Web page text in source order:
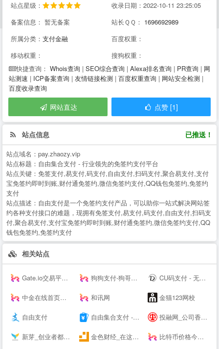
站点星级：
收录日期：2022-10-11 23:25:05
备案信息： 暂无备案
站长ＱＱ： 1696692989
所属分类： 支付金融
百度权重：
移动权重：
搜狗权重：
快捷查询： Whois查询 | SEO综合查询 | Alexa排名查询 | PR查询 | 网
站测速 | ICP备案查询 | 友情链接检测 | 百度权重查询 | 网站安全检测 |
百度收录查询
网站直达 点赞 [1]
站点信息 已推送！
站点域名： pay.zhaozy.vip
站点标题： 自由集合支付 - 行业领先的免签约支付平台
站点关键： 免签支付,易支付,码支付,自由支付,扫码支付,聚合易支付,支付
宝免签约即时到账,财付通免签约,微信免签约支付,QQ钱包免签约,免签约
支付
站点描述： 自由支付是一个免签约支付产品，可以助你一站式解决网站签
约各种支付接口的难题，现拥有免签支付,易支付,码支付,自由支付,扫码支
付,聚合易支付,支付宝免签约即时到账,财付通免签约,微信免签约支付,QQ
钱包免签约,免签约支付
相关站点
Gate.io交易平台-- 狗狗支付-狗哥之国 CU码支付 - 无需担心第三方跑路 资金无托管直接到账 免费帮助个人实现支付免签对接
中金在线首页：财经 _ 股票 _ 证券 _ 金融 _ 财经-- 和讯网 金猫123网校
自由支付 自由集合支付 - 行业领先的免签约支付平台 投融网_公司香港上市_港股IPO_赴港上市_企业项目投融资服务平台
新芽_创业者都关注的资本聚集地 金色财经_在这里，读懂区块链 比特币价格今日行情_BTC价格走势_比特币价格 - 风信子